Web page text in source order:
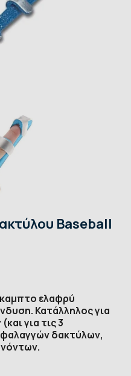
Baseball
ελαφρύ
Κατάλληλος για
για τις 3
φαλαγγών δακτύλων,